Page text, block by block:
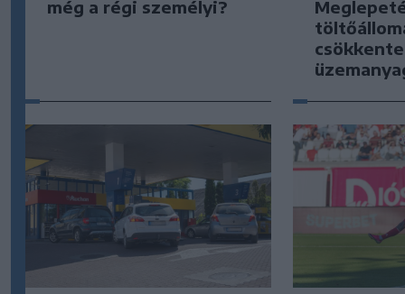
még a régi személyi?